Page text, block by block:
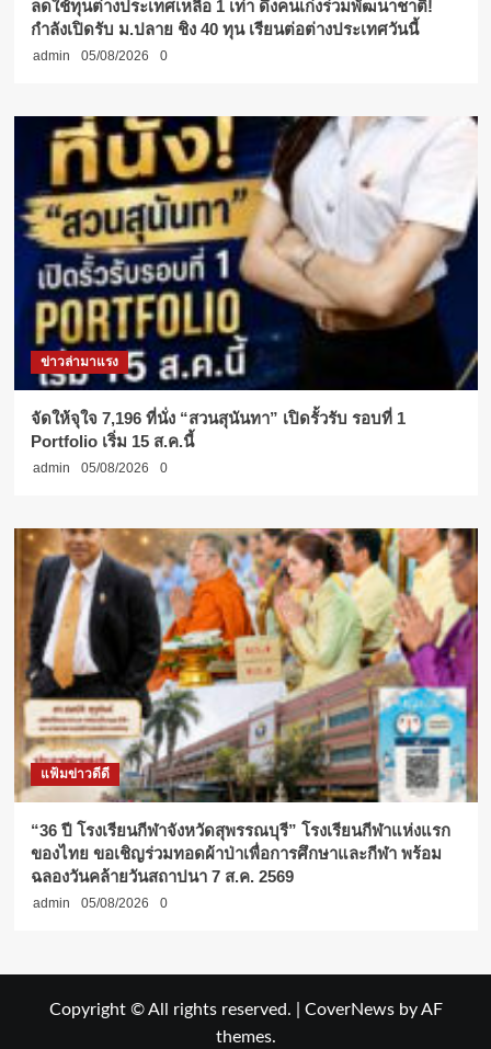
ลดใช้ทุนต่างประเทศเหลือ 1 เท่า ดึงคนเก่งร่วมพัฒนาชาติ!
กำลังเปิดรับ ม.ปลาย ชิง 40 ทุน เรียนต่อต่างประเทศวันนี้
admin 05/08/2026 0
ข่าวล่ามาแรง
จัดให้จุใจ 7,196 ที่นั่ง “สวนสุนันทา” เปิดรั้วรับ รอบที่ 1
Portfolio เริ่ม 15 ส.ค.นี้
admin 05/08/2026 0
แฟ้มข่าวดีดี
“36 ปี โรงเรียนกีฬาจังหวัดสุพรรณบุรี” โรงเรียนกีฬาแห่งแรก
ของไทย ขอเชิญร่วมทอดผ้าป่าเพื่อการศึกษาและกีฬา พร้อม
ฉลองวันคล้ายวันสถาปนา 7 ส.ค. 2569
admin 05/08/2026 0
Copyright © All rights reserved. CoverNewsby AF
themes.